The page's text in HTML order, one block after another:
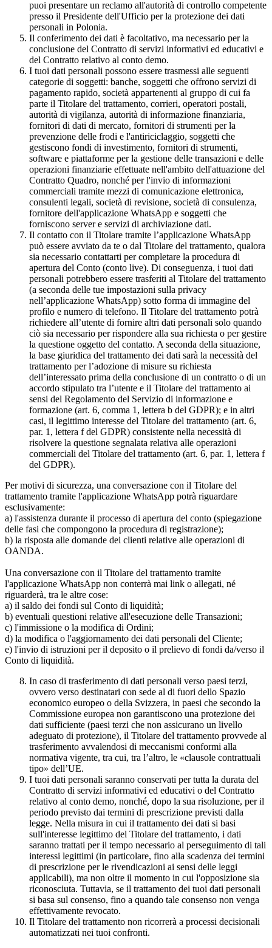
puoi presentare un reclamo all'autorità di controllo competente
presso il Presidente dell'Ufficio per la protezione dei dati
personali in Polonia.
Il conferimento dei dati è facoltativo, ma necessario per la
conclusione del Contratto di servizi informativi ed educativi e
del Contratto relativo al conto demo.
I tuoi dati personali possono essere trasmessi alle seguenti
categorie di soggetti: banche, soggetti che offrono servizi di
pagamento rapido, società appartenenti al gruppo di cui fa
parte il Titolare del trattamento, corrieri, operatori postali,
autorità di vigilanza, autorità di informazione finanziaria,
fornitori di dati di mercato, fornitori di strumenti per la
prevenzione delle frodi e l'antiriciclaggio, soggetti che
gestiscono fondi di investimento, fornitori di strumenti,
software e piattaforme per la gestione delle transazioni e delle
operazioni finanziarie effettuate nell'ambito dell'attuazione del
Contratto Quadro, nonché per l'invio di informazioni
commerciali tramite mezzi di comunicazione elettronica,
consulenti legali, società di revisione, società di consulenza,
fornitore dell'applicazione WhatsApp e soggetti che
forniscono server e servizi di archiviazione dati.
Il contatto con il Titolare tramite l’applicazione WhatsApp
può essere avviato da te o dal Titolare del trattamento, qualora
sia necessario contattarti per completare la procedura di
apertura del Conto (conto live). Di conseguenza, i tuoi dati
personali potrebbero essere trasferiti al Titolare del trattamento
(a seconda delle tue impostazioni sulla privacy
nell’applicazione WhatsApp) sotto forma di immagine del
profilo e numero di telefono. Il Titolare del trattamento potrà
richiedere all’utente di fornire altri dati personali solo quando
ciò sia necessario per rispondere alla sua richiesta o per gestire
la questione oggetto del contatto. A seconda della situazione,
la base giuridica del trattamento dei dati sarà la necessità del
trattamento per l’adozione di misure su richiesta
dell’interessato prima della conclusione di un contratto o di un
accordo stipulato tra l’utente e il Titolare del trattamento ai
sensi del Regolamento del Servizio di informazione e
formazione (art. 6, comma 1, lettera b del GDPR); e in altri
casi, il legittimo interesse del Titolare del trattamento (art. 6,
par. 1, lettera f del GDPR) consistente nella necessità di
risolvere la questione segnalata relativa alle operazioni
commerciali del Titolare del trattamento (art. 6, par. 1, lettera f
del GDPR).
Per motivi di sicurezza, una conversazione con il Titolare del
trattamento tramite l'applicazione WhatsApp potrà riguardare
esclusivamente:
a) l'assistenza durante il processo di apertura del conto (spiegazione
delle fasi che compongono la procedura di registrazione);
b) la risposta alle domande dei clienti relative alle operazioni di
OANDA.
Una conversazione con il Titolare del trattamento tramite
l'applicazione WhatsApp non conterrà mai link o allegati, né
riguarderà, tra le altre cose:
a) il saldo dei fondi sul Conto di liquidità;
b) eventuali questioni relative all'esecuzione delle Transazioni;
c) l'immissione o la modifica di Ordini;
d) la modifica o l'aggiornamento dei dati personali del Cliente;
e) l'invio di istruzioni per il deposito o il prelievo di fondi da/verso il
Conto di liquidità.
In caso di trasferimento di dati personali verso paesi terzi,
ovvero verso destinatari con sede al di fuori dello Spazio
economico europeo o della Svizzera, in paesi che secondo la
Commissione europea non garantiscono una protezione dei
dati sufficiente (paesi terzi che non assicurano un livello
adeguato di protezione), il Titolare del trattamento provvede al
trasferimento avvalendosi di meccanismi conformi alla
normativa vigente, tra cui, tra l’altro, le «clausole contrattuali
tipo» dell’UE.
I tuoi dati personali saranno conservati per tutta la durata del
Contratto di servizi informativi ed educativi o del Contratto
relativo al conto demo, nonché, dopo la sua risoluzione, per il
periodo previsto dai termini di prescrizione previsti dalla
legge. Nella misura in cui il trattamento dei dati si basi
sull'interesse legittimo del Titolare del trattamento, i dati
saranno trattati per il tempo necessario al perseguimento di tali
interessi legittimi (in particolare, fino alla scadenza dei termini
di prescrizione per le rivendicazioni ai sensi delle leggi
applicabili), ma non oltre il momento in cui l'opposizione sia
riconosciuta. Tuttavia, se il trattamento dei tuoi dati personali
si basa sul consenso, fino a quando tale consenso non venga
effettivamente revocato.
Il Titolare del trattamento non ricorrerà a processi decisionali
automatizzati nei tuoi confronti.